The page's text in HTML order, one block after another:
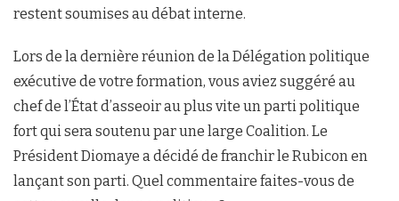
restent soumises au débat interne.
Lors de la dernière réunion de la Délégation politique
exécutive de votre formation, vous aviez suggéré au
chef de l’État d’asseoir au plus vite un parti politique
fort qui sera soutenu par une large Coalition. Le
Président Diomaye a décidé de franchir le Rubicon en
lançant son parti. Quel commentaire faites-vous de